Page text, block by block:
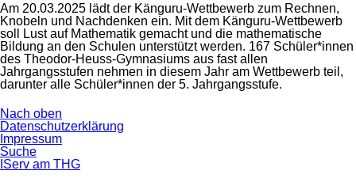
Am 20.03.2025 lädt der Känguru-Wettbewerb zum Rechnen,
Knobeln und Nachdenken ein. Mit dem Känguru-Wettbewerb
soll Lust auf Mathematik gemacht und die mathematische
Bildung an den Schulen unterstützt werden. 167 Schüler*innen
des Theodor-Heuss-Gymnasiums aus fast allen
Jahrgangsstufen nehmen in diesem Jahr am Wettbewerb teil,
darunter alle Schüler*innen der 5. Jahrgangsstufe.
Nach oben
Navigation
überspringen
Datenschutzerklärung
Impressum
Suche
IServ am THG